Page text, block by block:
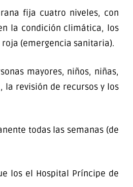
fija cuatro niveles, con
la condición climática, los
(emergencia sanitaria).
mayores, niños, niñas,
la revisión de recursos y los
todas las semanas (de
los el Hospital Príncipe de